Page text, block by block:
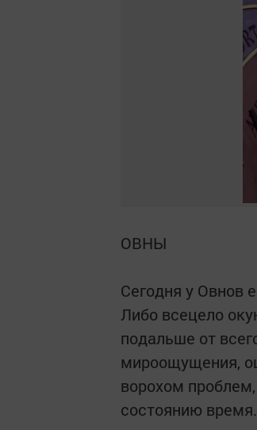
ОВНЫ
Сегодня у Овнов
Либо всецело
подальше от
мироощущения,
ворохом
состоянию